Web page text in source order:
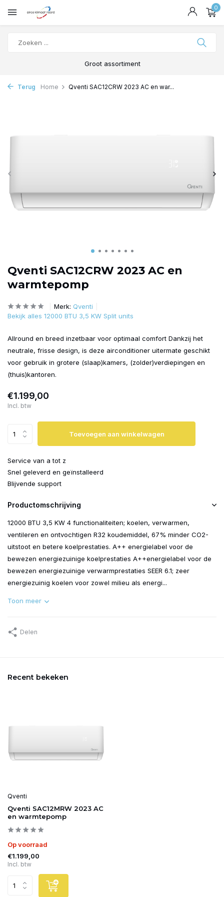
0
Groot assortiment
Terug Home Qventi SAC12CRW 2023 AC en war...
Qventi SAC12CRW 2023 AC en
warmtepomp
Merk: Qventi
Bekijk alles 12000 BTU 3,5 KW Split units
Allround en breed inzetbaar voor optimaal comfort Dankzij het
neutrale, frisse design, is deze airconditioner uitermate geschikt
voor gebruik in grotere (slaap)kamers, (zolder)verdiepingen en
(thuis)kantoren.
€1.199,00
Incl. btw
Toevoegen aan winkelwagen
Service van a tot z
Snel geleverd en geïnstalleerd
Blijvende support
Productomschrijving
12000 BTU 3,5 KW 4 functionaliteiten; koelen, verwarmen,
ventileren en ontvochtigen R32 koudemiddel, 67% minder CO2-
uitstoot en betere koelprestaties. A++ energielabel voor de
bewezen energiezuinige koelprestaties A++energielabel voor de
bewezen energiezuinige verwarmprestaties SEER 6.1; zeer
energiezuinig koelen voor zowel milieu als energi...
Toon meer
Delen
Recent bekeken
Qventi
Qventi SAC12MRW 2023 AC
en warmtepomp
Op voorraad
€1.199,00
Incl. btw